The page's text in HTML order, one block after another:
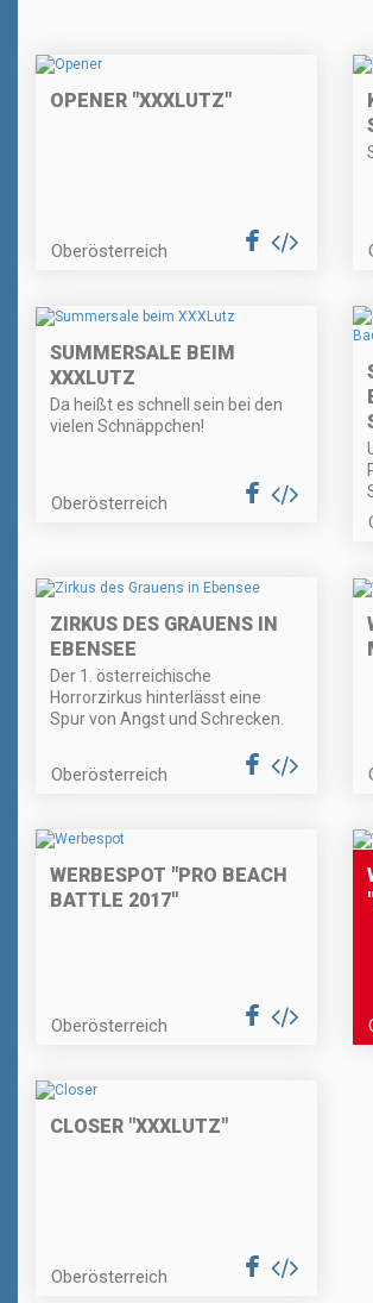
OPENER "XXXLUTZ"
Oberösterreich
SUMMERSALE BEIM
XXXLUTZ
Da heißt es schnell sein bei den
vielen Schnäppchen!
Oberösterreich
ZIRKUS DES GRAUENS IN
EBENSEE
Der 1. österreichische
Horrorzirkus hinterlässt eine
Spur von Angst und Schrecken.
Oberösterreich
WERBESPOT "PRO BEACH
BATTLE 2017"
Oberösterreich
CLOSER "XXXLUTZ"
Oberösterreich